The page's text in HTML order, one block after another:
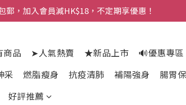
郵，加入會員減HK$18，不定期享優惠！
商品 ➤人氣熱賣 ★新品上市 🔊優惠專區
采 燃脂瘦身 抗疫清肺 補陽強身 腸胃
好評推薦